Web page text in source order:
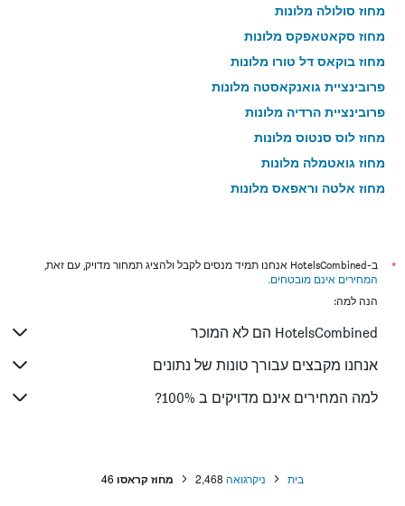
מחוז סולולה מלונות
מחוז סקאטאפקס מלונות
מחוז בוקאס דל טורו מלונות
פרובינציית גואנקאסטה מלונות
פרובינציית הרדיה מלונות
מחוז לוס סנטוס מלונות
מחוז גואטמלה מלונות
מחוז אלטה וראפאס מלונות
*
ב-HotelsCombined אנחנו תמיד מנסים לקבל ולהציג תמחור מדויק, עם זאת,
המחירים אינם מובטחים.
הנה למה:
HotelsCombined הם לא המוכר
אנחנו מקבצים עבורך טונות של נתונים
למה המחירים אינם מדויקים ב 100%?
בית ניקרגואה 2,468 מחוז קראסו 46